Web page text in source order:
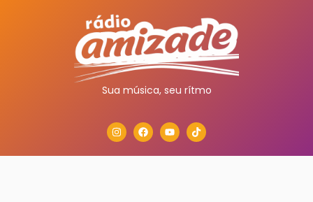
Sua música, seu rítmo